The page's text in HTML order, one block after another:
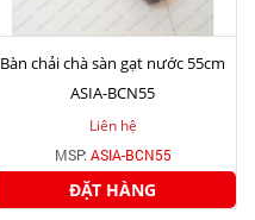
Bàn chải chà sàn gạt nước 55cm
ASIA-BCN55
Liên hệ
MSP: ASIA-BCN55
ĐẶT HÀNG